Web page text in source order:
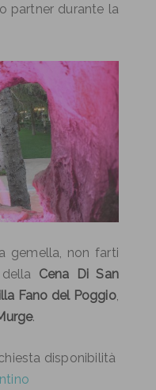
partner durante la
gemella, non farti
Cena Di San
Fano del Poggio,
.
disponibilità